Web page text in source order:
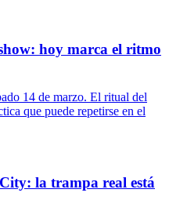
hoy marca el ritmo
14 de marzo. El ritual del
que puede repetirse en el
la trampa real está